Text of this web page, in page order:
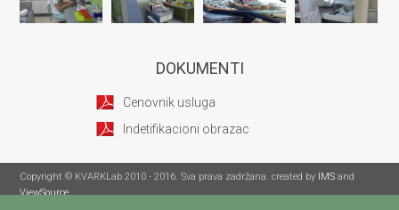
DOKUMENTI
Cenovnik usluga
Indetifikacioni obrazac
Copyright © KVARKLab 2010 - 2016. Sva prava zadržana. created by IMS and
ViewSource